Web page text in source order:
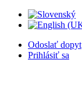
Odoslať dopyt
Prihlásiť sa